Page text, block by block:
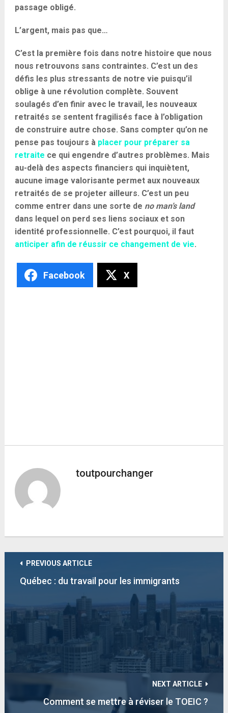
passage obligé.
L’argent, mais pas que…
C’est la première fois dans notre histoire que nous
nous retrouvons sans contraintes. C’est un des
défis les plus stressants de notre vie puisqu’il
oblige à une révolution complète. Souvent
soulagés d’en finir avec le travail, les nouveaux
retraités se sentent fragilisés face à l’obligation
de construire autre chose. Sans compter qu’on ne
pense pas toujours à placer pour préparer sa
retraite ce qui engendre d’autres problèmes. Mais
au-delà des aspects financiers qui inquiètent,
aucune image valorisante permet aux nouveaux
retraités de se projeter ailleurs. C’est un peu
comme entrer dans une sorte de no man’s land
dans lequel on perd ses liens sociaux et son
identité professionnelle. C’est pourquoi, il faut
anticiper afin de réussir ce changement de vie.
Facebook X
toutpourchanger
PREVIOUS ARTICLE
Québec : du travail pour les immigrants
NEXT ARTICLE
Comment se mettre à réviser le TOEIC ?